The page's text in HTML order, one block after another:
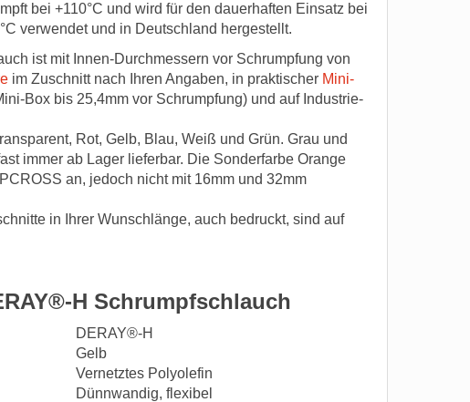
bei +110°C und wird für den dauerhaften Einsatz bei
verwendet und in Deutschland hergestellt.
ist mit Innen-Durchmessern vor Schrumpfung von
im Zuschnitt nach Ihren Angaben, in praktischer Mini-
Box bis 25,4mm vor Schrumpfung) und auf Industrie-
Rot, Gelb, Blau, Weiß und Grün. Grau und
immer ab Lager lieferbar. Die Sonderfarbe Orange
an, jedoch nicht mit 16mm und 32mm
in Ihrer Wunschlänge, auch bedruckt, sind auf
H Schrumpfschlauch
DERAY®-H
Gelb
Vernetztes Polyolefin
Dünnwandig, flexibel